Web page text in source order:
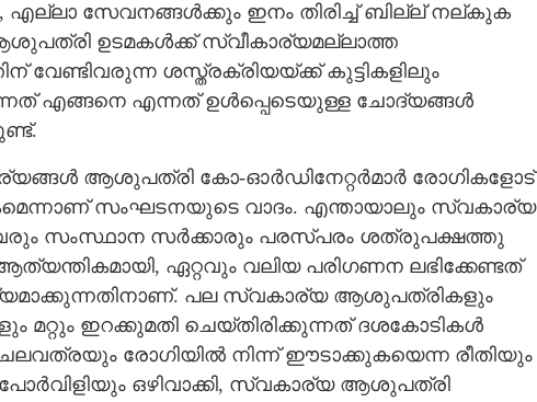
എല്ലാ സേവനങ്ങൾക്കും ഇനം തിരിച്ച് ബില്ല് നല്കുക
ഉടമകൾക്ക് സ്വീകാര്യമല്ലാത്ത
ശസ്ത്രക്രിയയ്ക്ക് കുട്ടികളിലും
എങ്ങനെ എന്നത് ഉൾപ്പെടെയുള്ള ചോദ്യങ്ങൾ
ആശുപത്രി കോ-ഓർ‌‌ഡിനേറ്റർമാർ രോഗികളോട്
സംഘടനയുടെ വാദം. എന്തായാലും സ്വകാര്യ
സംസ്ഥാന സർക്കാരും പരസ്പരം ശത്രുപക്ഷത്തു
ഏറ്റവും വലിയ പരിഗണന ലഭിക്കേണ്ടത്
ലഭ്യമാക്കുന്നതിനാണ്. പല സ്വകാര്യ ആശുപത്രികളും
ഇറക്കുമതി ചെയ്തിരിക്കുന്നത് ദശകോടികൾ
ചെലവത്രയും രോഗിയിൽ നിന്ന് ഈടാക്കുകയെന്ന രീതിയും
ഒഴിവാക്കി,​ സ്വകാര്യ ആശുപത്രി
ചികിത്സാ നിരക്കും മാർഗനിർദ്ദേശങ്ങളും
Share this link
Copy Link